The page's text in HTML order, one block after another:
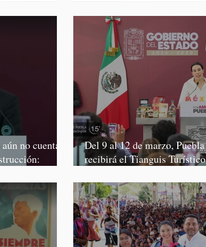
no cuenta
Del 9 al 12 de marzo, Puebla
recibirá el Tianguis Turístico